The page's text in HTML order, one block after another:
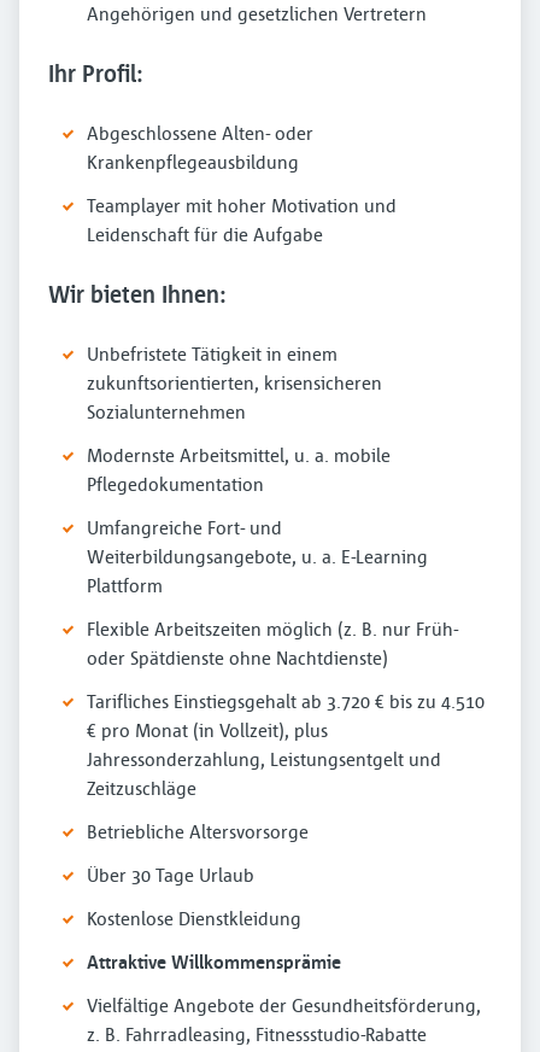
Angehörigen und gesetzlichen Vertretern
Ihr Profil:
Abgeschlossene Alten- oder
Krankenpflegeausbildung
Teamplayer mit hoher Motivation und
Leidenschaft für die Aufgabe
Wir bieten Ihnen:
Unbefristete Tätigkeit in einem
zukunftsorientierten, krisensicheren
Sozialunternehmen
Modernste Arbeitsmittel, u. a. mobile
Pflegedokumentation
Umfangreiche Fort- und
Weiterbildungsangebote, u. a. E-Learning
Plattform
Flexible Arbeitszeiten möglich (z. B. nur Früh-
oder Spätdienste ohne Nachtdienste)
Tarifliches Einstiegsgehalt ab 3.720 € bis zu 4.510
€ pro Monat (in Vollzeit), plus
Jahressonderzahlung, Leistungsentgelt und
Zeitzuschläge
Betriebliche Altersvorsorge
Über 30 Tage Urlaub
Kostenlose Dienstkleidung
Attraktive Willkommensprämie
Vielfältige Angebote der Gesundheitsförderung,
z. B. Fahrradleasing, Fitnessstudio-Rabatte